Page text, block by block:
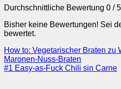
Durchschnittliche Bewertung 0 /
Bisher keine Bewertungen! Sei
bewertet.
How to: Vegetarischer Braten zu
Maronen-Nuss-Braten
#1 Easy-as-Fuck Chili sin Carne